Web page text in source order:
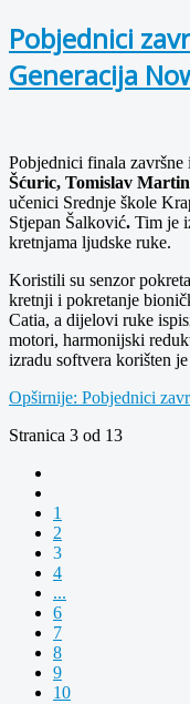
Pobjednici
Generacija
Pobjednici finala završne
Šćuric, Tomislav
učenici Srednje škole
Stjepan Šalković. Tim je
kretnjama ljudske ruke.
Koristili su senzor
kretnji i pokretanje
Catia, a dijelovi ruke
motori, harmonijski
izradu softvera korišten
Opširnije: Pobjednici
Stranica 3 od 13
1
2
3
4
...
6
7
8
9
10